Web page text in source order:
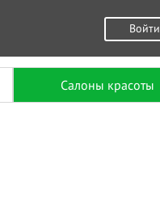
Войти
Салоны красоты